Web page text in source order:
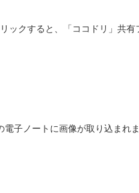
ックすると、「ココドリ」共
子ノートに画像が取り込まれま